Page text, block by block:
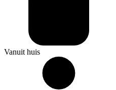
Vanuit huis